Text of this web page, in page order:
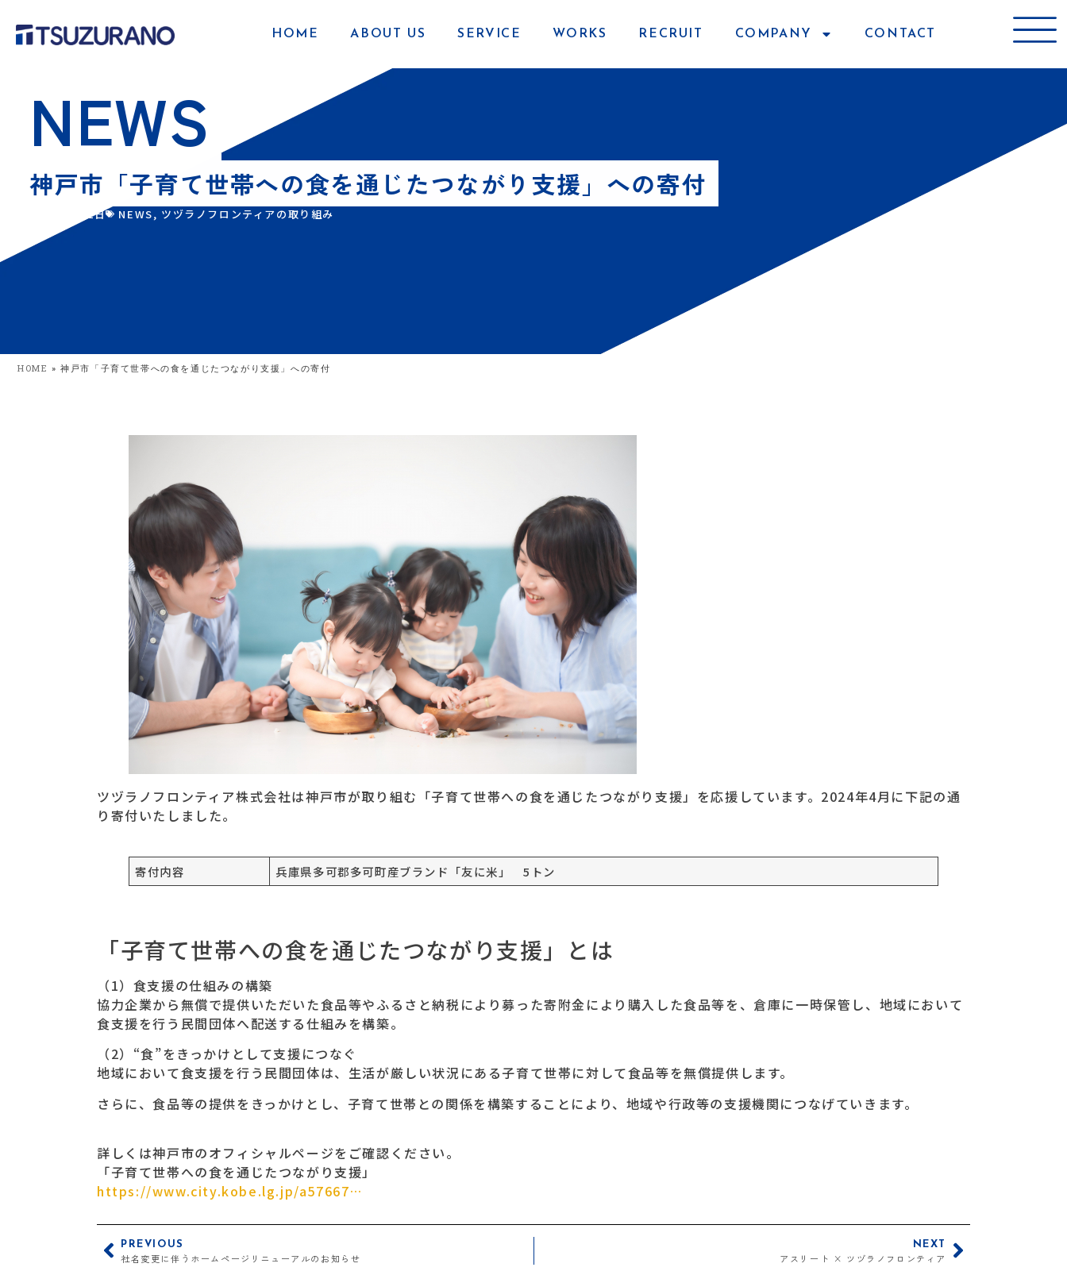
HOME ABOUT US SERVICE WORKS RECRUIT COMPANY CONTACT
NEWS
神戸市「子育て世帯への食を通じたつながり支援」への寄付
2024年4月2日 NEWS, ツヅラノフロンティアの取り組み
HOME »神戸市「子育て世帯への食を通じたつながり支援」への寄付
ツヅラノフロンティア株式会社は神戸市が取り組む「子育て世帯への食を通じたつながり支援」を応援しています。2024年4月に下記の通
り寄付いたしました。
寄付内容 兵庫県多可郡多可町産ブランド「友に米」 5トン
「子育て世帯への食を通じたつながり支援」とは
（1）食支援の仕組みの構築
協力企業から無償で提供いただいた食品等やふるさと納税により募った寄附金により購入した食品等を、倉庫に一時保管し、地域において
食支援を行う民間団体へ配送する仕組みを構築。
（2）“食”をきっかけとして支援につなぐ
地域において食支援を行う民間団体は、生活が厳しい状況にある子育て世帯に対して食品等を無償提供します。
さらに、食品等の提供をきっかけとし、子育て世帯との関係を構築することにより、地域や行政等の支援機関につなげていきます。
詳しくは神戸市のオフィシャルページをご確認ください。
「子育て世帯への食を通じたつながり支援」
https://www.city.kobe.lg.jp/a57667…
PREVIOUS
社名変更に伴うホームページリニューアルのお知らせ
NEXT
アスリート × ツヅラノフロンティア